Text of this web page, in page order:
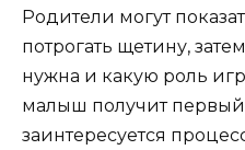
Родители могут
потрогать щетину,
нужна и какую роль
малыш получит
заинтересуется